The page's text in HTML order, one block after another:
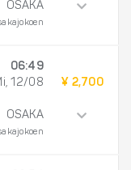
OSAKA
06:49
12/08
OSAKA
¥ 2,700